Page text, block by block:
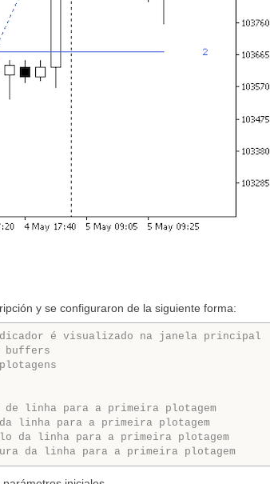
y se configuraron de la siguiente forma:
é visualizado na janela principal
buffers
linha para a primeira plotagem
linha para a primeira plotagem
da linha para a primeira plotagem
da linha para a primeira plotagem